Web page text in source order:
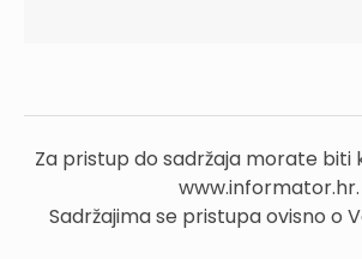
Za pristup do sadržaja morate biti
www.informator.hr.
Sadržajima se pristupa ovisno o